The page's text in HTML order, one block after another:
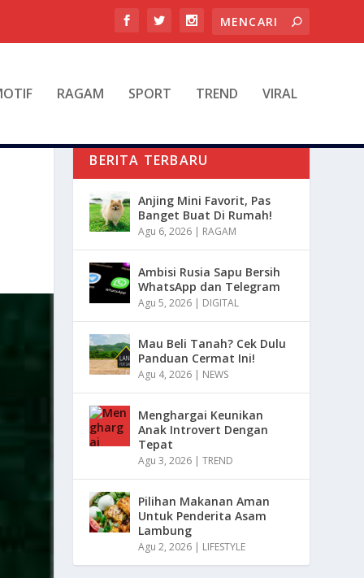
RAGAM SPORT TREND VIRAL
BERITA TERBARU
Anjing Mini Favorit, Pas
Banget Buat Di Rumah!
Agu 6, 2026 | RAGAM
Ambisi Rusia Sapu Bersih
WhatsApp dan Telegram
Agu 5, 2026 | DIGITAL
Mau Beli Tanah? Cek Dulu
Panduan Cermat Ini!
Agu 4, 2026 | NEWS
Menghargai Keunikan
Anak Introvert Dengan
Tepat
Agu 3, 2026 |TREND
Pilihan Makanan Aman
Untuk Penderita Asam
Lambung
Agu 2, 2026 | LIFESTYLE